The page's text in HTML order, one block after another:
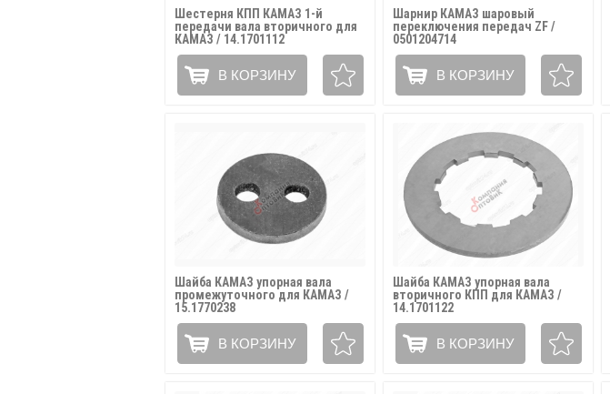
Шестерня КПП КАМАЗ 1-й
передачи вала вторичного для
КАМАЗ / 14.1701112
В КОРЗИНУ
Шарнир КАМАЗ шаровый
переключения передач ZF /
0501204714
В КОРЗИНУ
Шайба КАМАЗ упорная вала
промежуточного для КАМАЗ /
15.1770238
В КОРЗИНУ
Шайба КАМАЗ упорная вала
вторичного КПП для КАМАЗ /
14.1701122
В КОРЗИНУ